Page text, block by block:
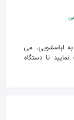
لباسشویی، می
تا دستگاه